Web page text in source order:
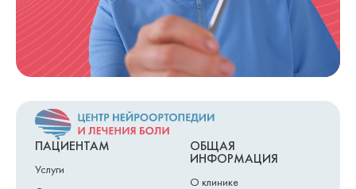
ПАЦИЕНТАМ
Услуги
ОБЩАЯ
ИНФОРМАЦИЯ
О клинике